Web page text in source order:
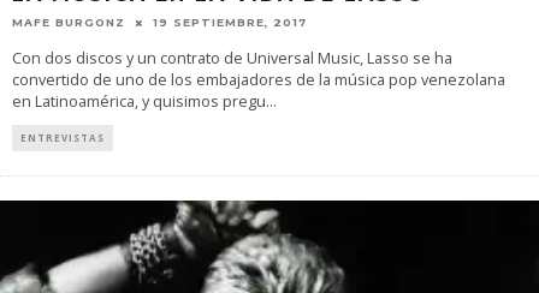
MAFE BURGONZ 19 SEPTIEMBRE, 2017
Con dos discos y un contrato de Universal Music, Lasso se ha
convertido de uno de los embajadores de la música pop venezolana
en Latinoamérica, y quisimos pregu...
ENTREVISTAS